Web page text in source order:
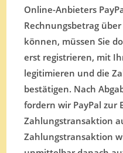
Online-Anbieters
Rechnungsbetrag
können, müssen Sie
erst registrieren, mit
legitimieren und die
bestätigen. Nach
fordern wir PayPal zur
Zahlungstransaktion
Zahlungstransaktion